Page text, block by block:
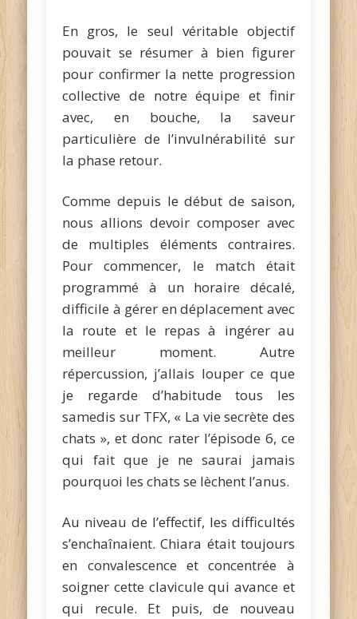
En gros, le seul véritable objectif
pouvait se résumer à bien figurer
pour confirmer la nette progression
collective de notre équipe et finir
avec, en bouche, la saveur
particulière de l’invulnérabilité sur
la phase retour.
Comme depuis le début de saison,
nous allions devoir composer avec
de multiples éléments contraires.
Pour commencer, le match était
programmé à un horaire décalé,
difficile à gérer en déplacement avec
la route et le repas à ingérer au
meilleur moment. Autre
répercussion, j’allais louper ce que
je regarde d’habitude tous les
samedis sur TFX, « La vie secrète des
chats », et donc rater l’épisode 6, ce
qui fait que je ne saurai jamais
pourquoi les chats se lèchent l’anus.
Au niveau de l’effectif, les difficultés
s’enchaînaient. Chiara était toujours
en convalescence et concentrée à
soigner cette clavicule qui avance et
qui recule. Et puis, de nouveau